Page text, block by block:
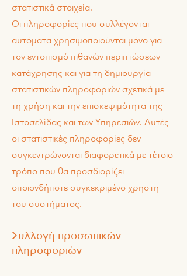
στατιστικά στοιχεία.
Οι πληροφορίες που συλλέγονται
αυτόματα χρησιμοποιούνται μόνο για
τον εντοπισμό πιθανών περιπτώσεων
κατάχρησης και για τη δημιουργία
στατιστικών πληροφοριών σχετικά με
τη χρήση και την επισκεψιμότητα της
Ιστοσελίδας και των Υπηρεσιών. Αυτές
οι στατιστικές πληροφορίες δεν
συγκεντρώνονται διαφορετικά με τέτοιο
τρόπο που θα προσδιορίζει
οποιονδήποτε συγκεκριμένο χρήστη
του συστήματος.
Συλλογή προσωπικών
πληροφοριών